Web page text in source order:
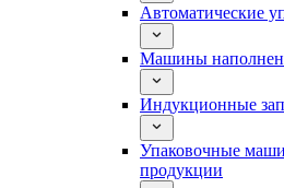
Автоматические
Машины
Индукционные
Упаковочные
продукции